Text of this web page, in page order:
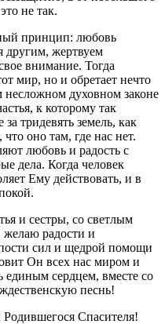
не так.
принцип: любовь
другим, жертвуем
внимание. Тогда
мир, но и обретает нечто
несложном духовном законе
к которому так
тридевять земель, как
оно там, где нас нет.
любовь и радость с
дела. Когда человек
Ему действовать, и в
и сестры, со светлым
желаю радости и
сил и щедрой помощи
Он всех нас миром и
единым сердцем, вместе со
песнь!
Спасителя!